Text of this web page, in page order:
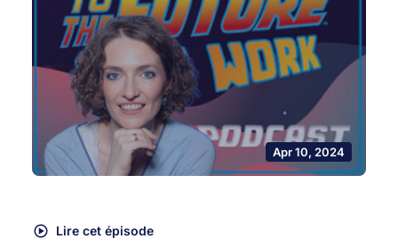
Apr 10, 2024
Lire cet épisode